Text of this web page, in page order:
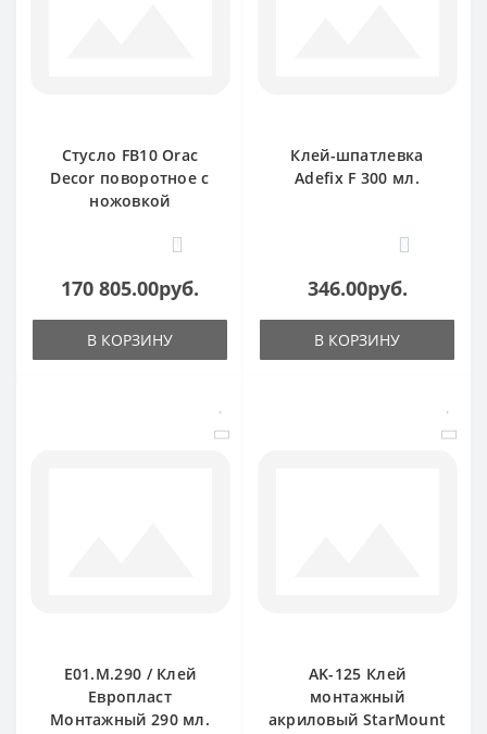
Стусло FB10 Orac
Decor поворотное с
ножовкой
1
170 805.00руб.
В КОРЗИНУ
Клей-шпатлевка
Adefix F 300 мл.
0
346.00руб.
В КОРЗИНУ
E01.M.290 / Клей
Европласт
Монтажный 290 мл.
AK-125 Клей
монтажный
акриловый StarMount